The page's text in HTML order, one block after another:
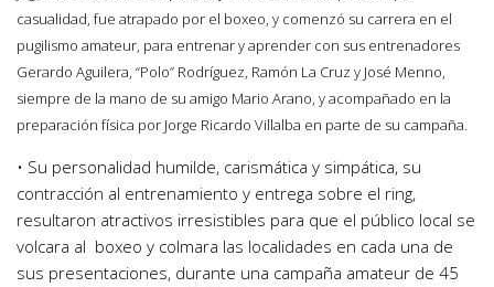
casualidad, fue atrapado por el boxeo, y comenzó su carrera en el
pugilismo amateur, para entrenar y aprender con sus entrenadores
Gerardo Aguilera, “Polo” Rodríguez, Ramón La Cruz y José Menno,
siempre de la mano de su amigo Mario Arano, y acompañado en la
preparación física por Jorge Ricardo Villalba en parte de su campaña.
• Su personalidad humilde, carismática y simpática, su
contracción al entrenamiento y entrega sobre el ring,
resultaron atractivos irresistibles para que el público local se
volcara al boxeo y colmara las localidades en cada una de
sus presentaciones, durante una campaña amateur de 45